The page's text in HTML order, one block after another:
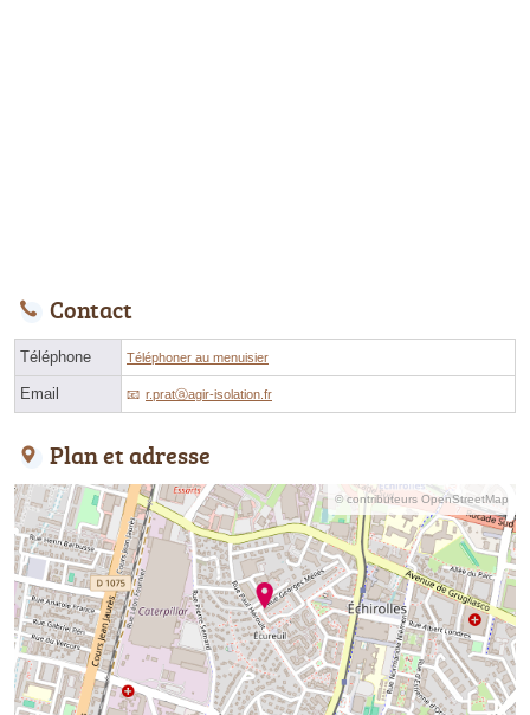
Contact
Téléphone Téléphoner au menuisier
Email r.pratⓐagir-isolation.fr
Plan et adresse
© contributeurs OpenStreetMap